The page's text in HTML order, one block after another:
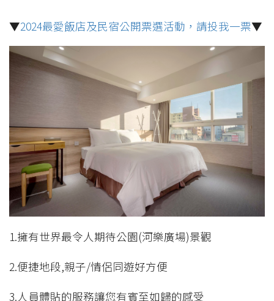
▼2024最愛飯店及民宿公開票選活動，請投我一票▼
1.擁有世界最令人期待公園(河樂廣場)景觀
2.便捷地段,親子/情侶同遊好方便
3.人員體貼的服務讓您有賓至如歸的感受